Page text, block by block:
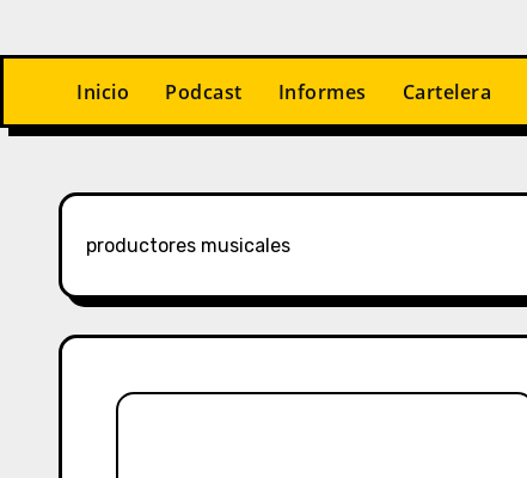
Inicio Podcast Informes Cartelera
productores musicales